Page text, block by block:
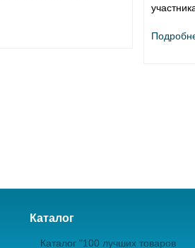
Каталог
Каталог "100 лучших товаров